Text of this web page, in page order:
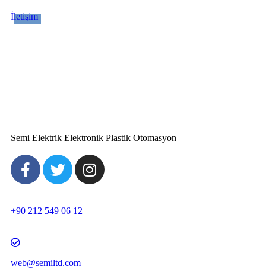
İletişim
Semi Elektrik Elektronik Plastik Otomasyon
+90 212 549 06 12
web@semiltd.com